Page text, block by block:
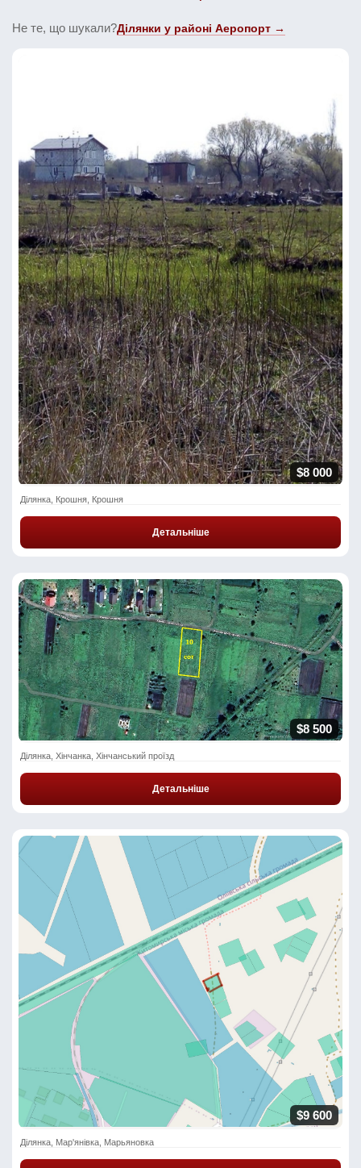
Не те, що шукали?Ділянки у районі Аеропорт →
$8 000
Ділянка, Крошня, Крошня
Детальніше
$8 500
Ділянка, Хінчанка, Хінчанський проїзд
Детальніше
$9 600
Ділянка, Мар'янівка, Марьяновка